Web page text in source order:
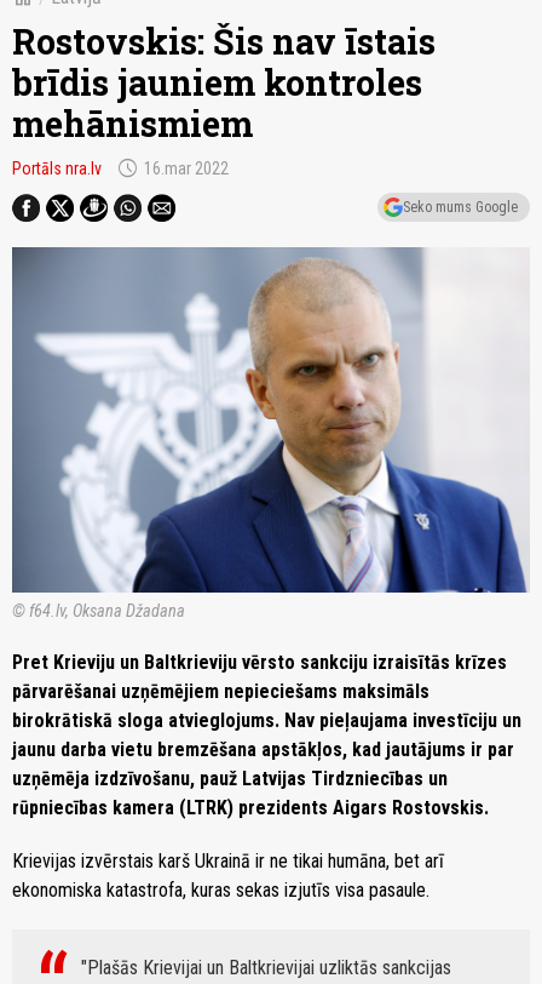
Rostovskis: Šis nav īstais
brīdis jauniem kontroles
mehānismiem
Portāls nra.lv schedule 16.mar 2022
Seko mums Google
© f64.lv, Oksana Džadana
Pret Krieviju un Baltkrieviju vērsto sankciju izraisītās krīzes
pārvarēšanai uzņēmējiem nepieciešams maksimāls
birokrātiskā sloga atvieglojums. Nav pieļaujama investīciju un
jaunu darba vietu bremzēšana apstākļos, kad jautājums ir par
uzņēmēja izdzīvošanu, pauž Latvijas Tirdzniecības un
rūpniecības kamera (LTRK) prezidents Aigars Rostovskis.
Krievijas izvērstais karš Ukrainā ir ne tikai humāna, bet arī
ekonomiska katastrofa, kuras sekas izjutīs visa pasaule.
"Plašās Krievijai un Baltkrievijai uzliktās sankcijas